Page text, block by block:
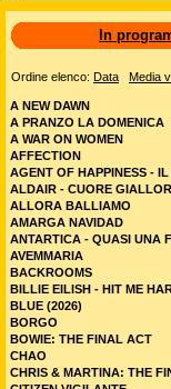
In
Ordine elenco: Data Media
A NEW DAWN
A PRANZO LA DOMENICA
A WAR ON WOMEN
AFFECTION
AGENT OF HAPPINESS -
ALDAIR - CUORE
ALLORA BALLIAMO
AMARGA NAVIDAD
ANTARTICA - QUASI UNA
AVEMMARIA
BACKROOMS
BILLIE EILISH - HIT ME
BLUE (2026)
BORGO
BOWIE: THE FINAL ACT
CHAO
CHRIS & MARTINA: THE